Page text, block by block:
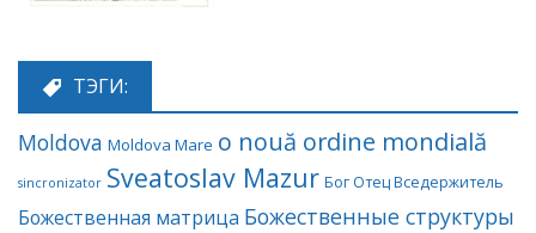
ТЭГИ:
Moldova Moldova Mare o nouă ordine mondială
sincronizator Sveatoslav Mazur Бог Отец Вседержитель
Божественная матрица Божественные структуры